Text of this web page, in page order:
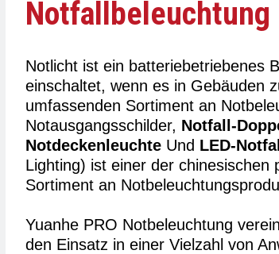
Notfallbeleuchtung
Notlicht ist ein batteriebetriebenes
einschaltet, wenn es in Gebäuden
umfassenden Sortiment an
Notausgangsschilder, Notfall-
NotdeckenleuchteUnd LED-
Lighting) ist einer der
Sortiment an
Yuanhe PRO Notbeleuchtung
den Einsatz in einer Vielzahl von